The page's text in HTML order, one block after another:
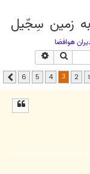
زمين سِجّيل
هوافضا
جستجو
2
3
4
5
6 بعدی